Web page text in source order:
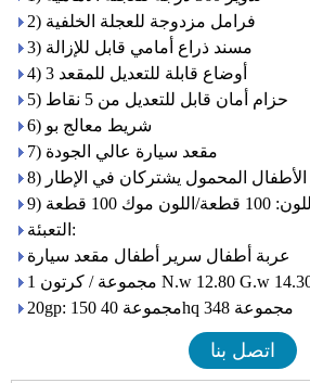
2) فرامل مزدوجة للعجلة الخلفية
3) مسند ذراع أمامي قابل للإزالة
4) 3 أوضاع قابلة للتعديل للمقعد
5) حزام أمان قابل للتعديل من 5 نقاط
6) شريط معالج بو
7) مقعد سيارة عالي الجودة
الأطفال المحمول يشتركان في الإطار
9) اللون: 100 قطعة/اللون موك 100 قطعة
التعبئة:
عربة أطفال سرير أطفال مقعد سيارة
20gp: 150 مجموعة 40hq 348 مجموعة
اتصل بنا